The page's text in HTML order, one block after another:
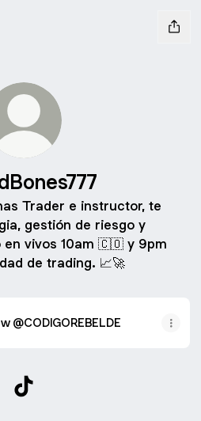
Trader e instructor, te
gestión de riesgo y
en vivos 10am 🇨🇴 y 9pm
de trading. 📈🚀
@CODIGOREBELDE